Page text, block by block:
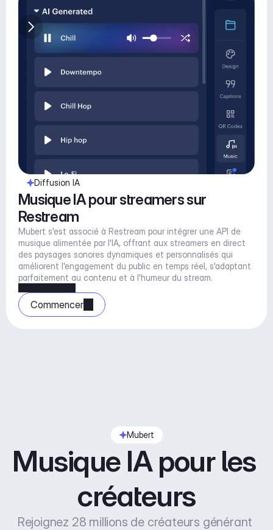
Diffusion IA
Musique IA pour streamers sur
Restream
Mubert s'est associé à Restream pour intégrer une API de
musique alimentée par l'IA, offrant aux streamers en direct
des paysages sonores dynamiques et personnalisés qui
améliorent l'engagement du public en temps réel, s'adaptant
parfaitement au contenu et à l'humeur du stream.
Commencer
Mubert
Musique IA pour les
créateurs
Rejoignez 28 millions de créateurs générant